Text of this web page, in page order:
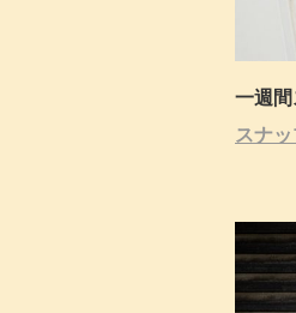
一週
スナ